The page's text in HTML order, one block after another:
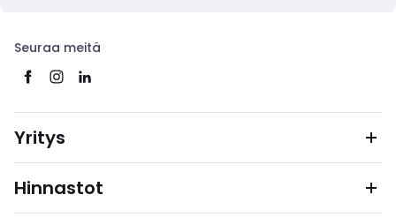
Seuraa meitä
Yritys
Hinnastot